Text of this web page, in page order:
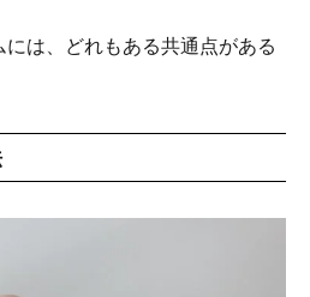
には、どれもある共通点がある